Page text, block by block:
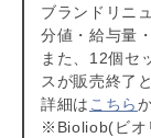
ブランドリニ
分値・給与量
また、12個セ
スが販売終了
詳細はこちら
※Bioliob(ビオ